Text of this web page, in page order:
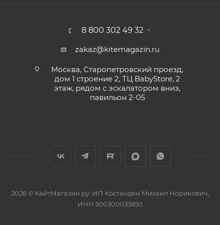
8 800 302 49 32
zakaz@kitemagazin.ru
Москва, Старопетровский проезд,
дом 1 строение 2, ТЦ BabyStore, 2
этаж, рядом с эскалатором вниз,
павильон 2-05
2026 © КайтМагазин.ру: ИП Костандян Михаил Норикович,
ИНН 500300033850